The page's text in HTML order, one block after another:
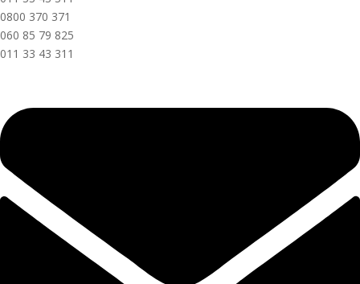
0800 370 371
060 85 79 825
011 33 43 311